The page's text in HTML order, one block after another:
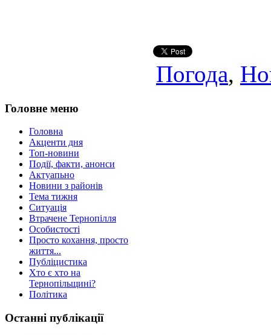
Погода,
Головне меню
Головна
Акценти дня
Топ-новини
Події, факти, анонси
Актуапьно
Новини з районів
Тема тижня
Ситуація
Втрачене Тернопілля
Особистості
Просто кохання, просто
життя...
Публіцистика
Хто є хто на
Тернопільщині?
Політика
Останні публікації